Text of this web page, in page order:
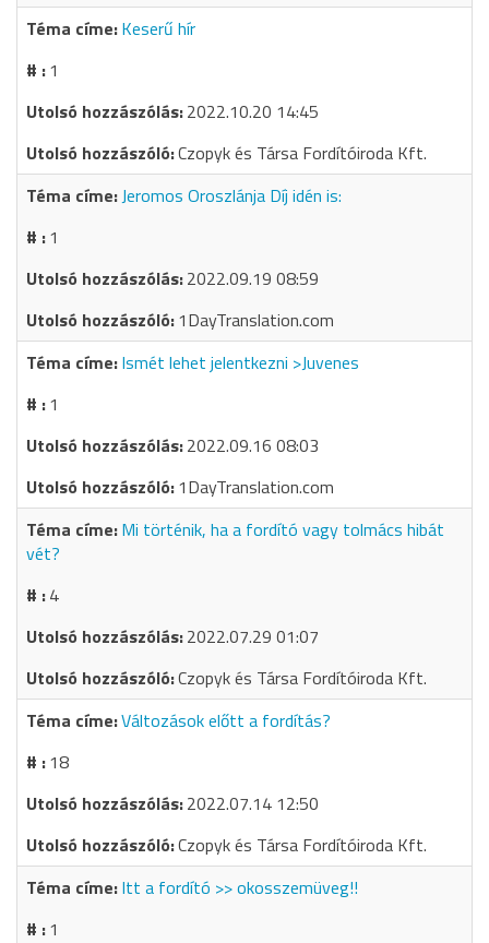
Keserű hír
1
2022.10.20 14:45
Czopyk és Társa Fordítóiroda Kft.
Jeromos Oroszlánja Díj idén is:
1
2022.09.19 08:59
1DayTranslation.com
Ismét lehet jelentkezni >Juvenes
1
2022.09.16 08:03
1DayTranslation.com
Mi történik, ha a fordító vagy tolmács hibát
vét?
4
2022.07.29 01:07
Czopyk és Társa Fordítóiroda Kft.
Változások előtt a fordítás?
18
2022.07.14 12:50
Czopyk és Társa Fordítóiroda Kft.
Itt a fordító >> okosszemüveg!!
1